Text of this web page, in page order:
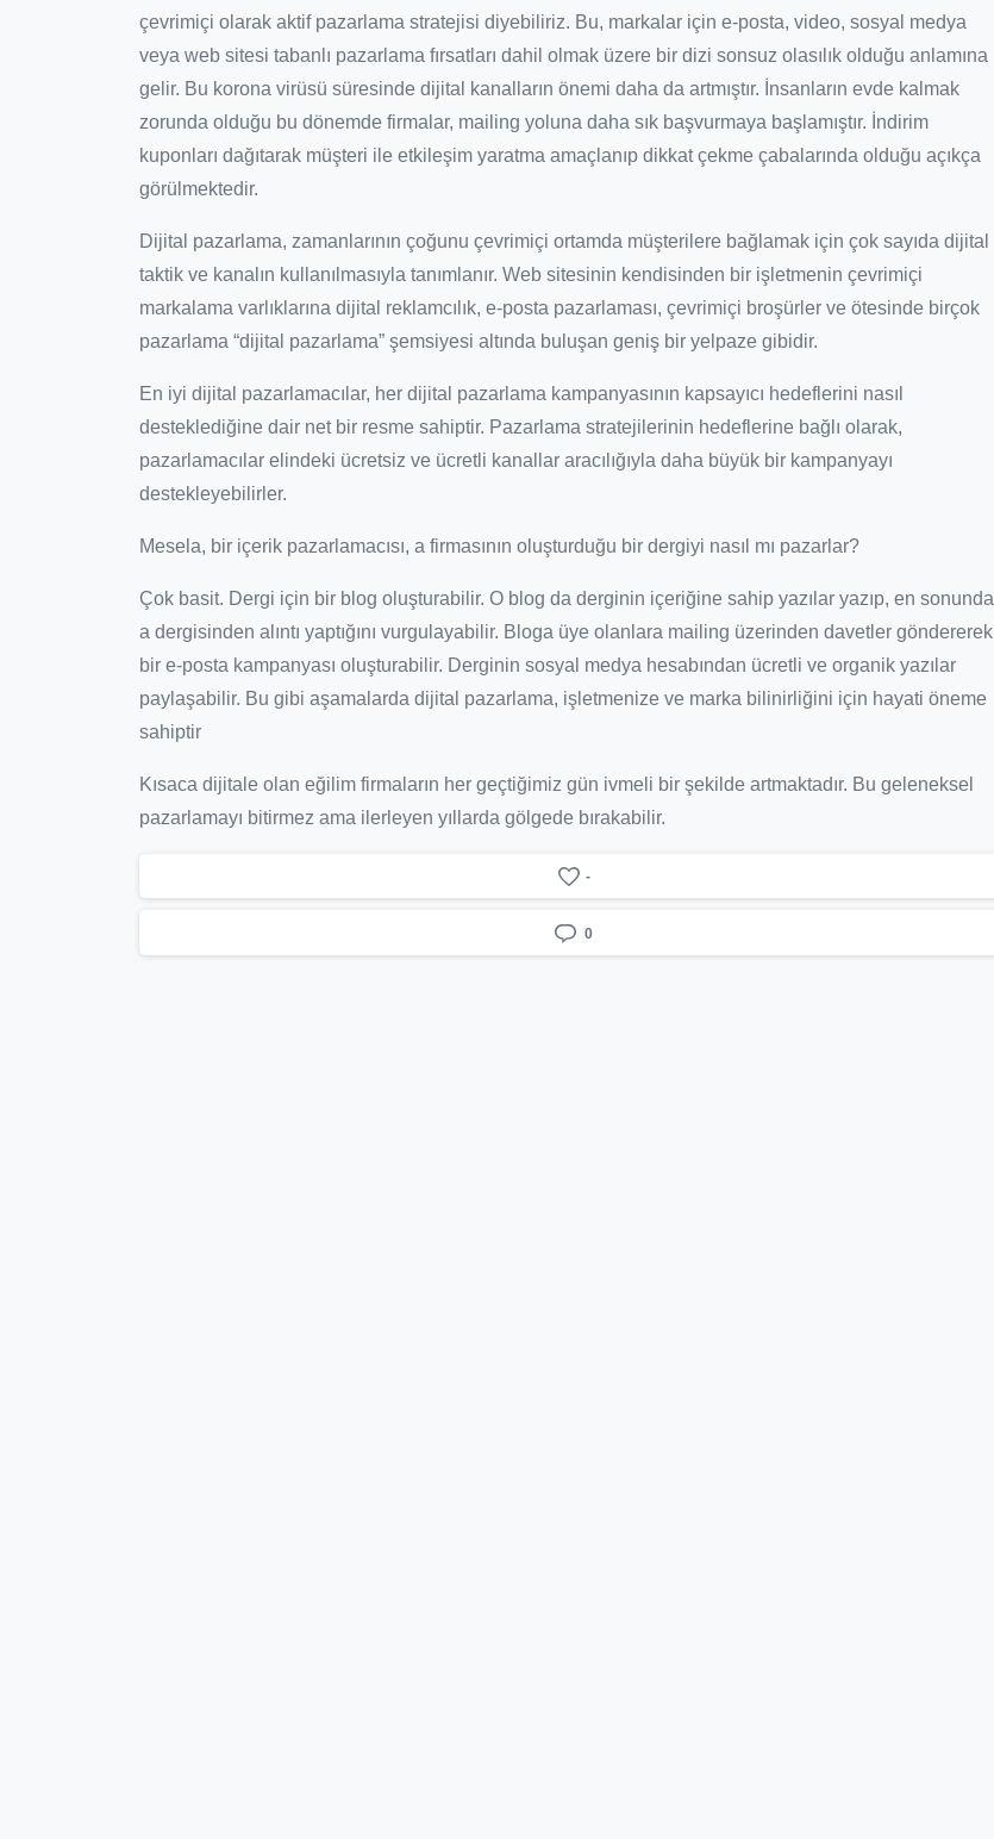
çevrimiçi olarak aktif pazarlama stratejisi diyebiliriz. Bu, markalar için e-posta, video, sosyal medya
veya web sitesi tabanlı pazarlama fırsatları dahil olmak üzere bir dizi sonsuz olasılık olduğu anlamına
gelir. Bu korona virüsü süresinde dijital kanalların önemi daha da artmıştır. İnsanların evde kalmak
zorunda olduğu bu dönemde firmalar, mailing yoluna daha sık başvurmaya başlamıştır. İndirim
kuponları dağıtarak müşteri ile etkileşim yaratma amaçlanıp dikkat çekme çabalarında olduğu açıkça
görülmektedir.
Dijital pazarlama, zamanlarının çoğunu çevrimiçi ortamda müşterilere bağlamak için çok sayıda dijital
taktik ve kanalın kullanılmasıyla tanımlanır. Web sitesinin kendisinden bir işletmenin çevrimiçi
markalama varlıklarına dijital reklamcılık, e-posta pazarlaması, çevrimiçi broşürler ve ötesinde birçok
pazarlama “dijital pazarlama” şemsiyesi altında buluşan geniş bir yelpaze gibidir.
En iyi dijital pazarlamacılar, her dijital pazarlama kampanyasının kapsayıcı hedeflerini nasıl
desteklediğine dair net bir resme sahiptir. Pazarlama stratejilerinin hedeflerine bağlı olarak,
pazarlamacılar elindeki ücretsiz ve ücretli kanallar aracılığıyla daha büyük bir kampanyayı
destekleyebilirler.
Mesela, bir içerik pazarlamacısı, a firmasının oluşturduğu bir dergiyi nasıl mı pazarlar?
Çok basit. Dergi için bir blog oluşturabilir. O blog da derginin içeriğine sahip yazılar yazıp, en sonunda
a dergisinden alıntı yaptığını vurgulayabilir. Bloga üye olanlara mailing üzerinden davetler göndererek
bir e-posta kampanyası oluşturabilir. Derginin sosyal medya hesabından ücretli ve organik yazılar
paylaşabilir. Bu gibi aşamalarda dijital pazarlama, işletmenize ve marka bilinirliğini için hayati öneme
sahiptir
Kısaca dijitale olan eğilim firmaların her geçtiğimiz gün ivmeli bir şekilde artmaktadır. Bu geleneksel
pazarlamayı bitirmez ama ilerleyen yıllarda gölgede bırakabilir.
-
0